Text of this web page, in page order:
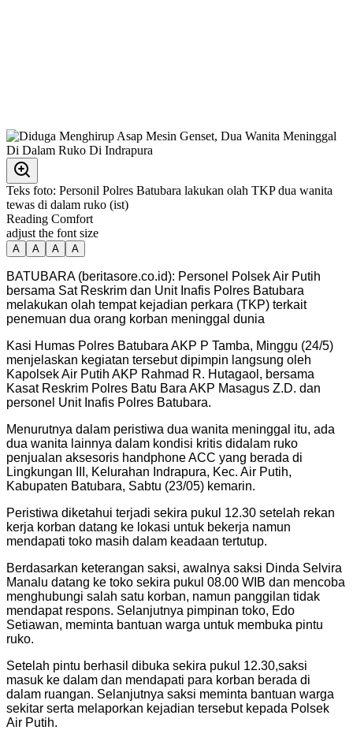
Teks foto: Personil Polres Batubara lakukan olah TKP dua wanita
tewas di dalam ruko (ist)
Reading Comfort
adjust the font size
A A A A
BATUBARA (beritasore.co.id): Personel Polsek Air Putih
bersama Sat Reskrim dan Unit Inafis Polres Batubara
melakukan olah tempat kejadian perkara (TKP) terkait
penemuan dua orang korban meninggal dunia
Kasi Humas Polres Batubara AKP P Tamba, Minggu (24/5)
menjelaskan kegiatan tersebut dipimpin langsung oleh
Kapolsek Air Putih AKP Rahmad R. Hutagaol, bersama
Kasat Reskrim Polres Batu Bara AKP Masagus Z.D. dan
personel Unit Inafis Polres Batubara.
Menurutnya dalam peristiwa dua wanita meninggal itu, ada
dua wanita lainnya dalam kondisi kritis didalam ruko
penjualan aksesoris handphone ACC yang berada di
Lingkungan III, Kelurahan Indrapura, Kec. Air Putih,
Kabupaten Batubara, Sabtu (23/05) kemarin.
Peristiwa diketahui terjadi sekira pukul 12.30 setelah rekan
kerja korban datang ke lokasi untuk bekerja namun
mendapati toko masih dalam keadaan tertutup.
Berdasarkan keterangan saksi, awalnya saksi Dinda Selvira
Manalu datang ke toko sekira pukul 08.00 WIB dan mencoba
menghubungi salah satu korban, namun panggilan tidak
mendapat respons. Selanjutnya pimpinan toko, Edo
Setiawan, meminta bantuan warga untuk membuka pintu
ruko.
Setelah pintu berhasil dibuka sekira pukul 12.30,saksi
masuk ke dalam dan mendapati para korban berada di
dalam ruangan. Selanjutnya saksi meminta bantuan warga
sekitar serta melaporkan kejadian tersebut kepada Polsek
Air Putih.